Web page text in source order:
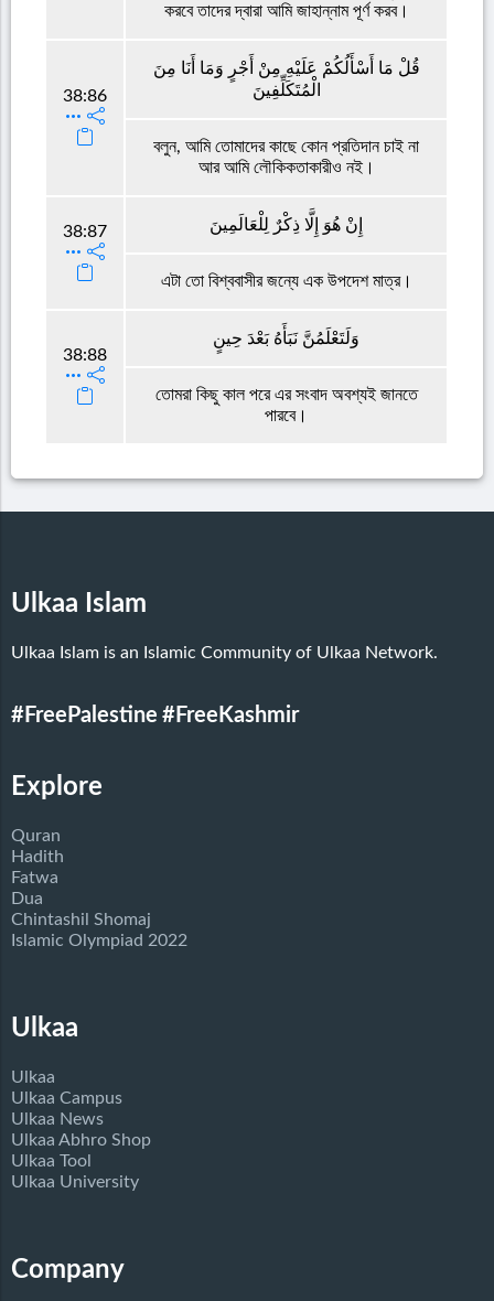
করবে তাদের দ্বারা আমি জাহান্নাম পূর্ণ করব।
38:86
قُلْ مَا أَسْأَلُكُمْ عَلَيْهِ مِنْ أَجْرٍ وَمَا أَنَا مِنَ
الْمُتَكَلِّفِينَ
বলুন, আমি তোমাদের কাছে কোন প্রতিদান চাই না
আর আমি লৌকিকতাকারীও নই।
38:87 إِنْ هُوَ إِلَّا ذِكْرٌ لِلْعَالَمِينَ
এটা তো বিশ্ববাসীর জন্যে এক উপদেশ মাত্র।
38:88
وَلَتَعْلَمُنَّ نَبَأَهُ بَعْدَ حِينٍ
তোমরা কিছু কাল পরে এর সংবাদ অবশ্যই জানতে
পারবে।
Ulkaa Islam
Ulkaa Islam is an Islamic Community of Ulkaa Network.
#FreePalestine #FreeKashmir
Explore
Quran
Hadith
Fatwa
Dua
Chintashil Shomaj
Islamic Olympiad 2022
Ulkaa
Ulkaa
Ulkaa Campus
Ulkaa News
Ulkaa Abhro Shop
Ulkaa Tool
Ulkaa University
Company